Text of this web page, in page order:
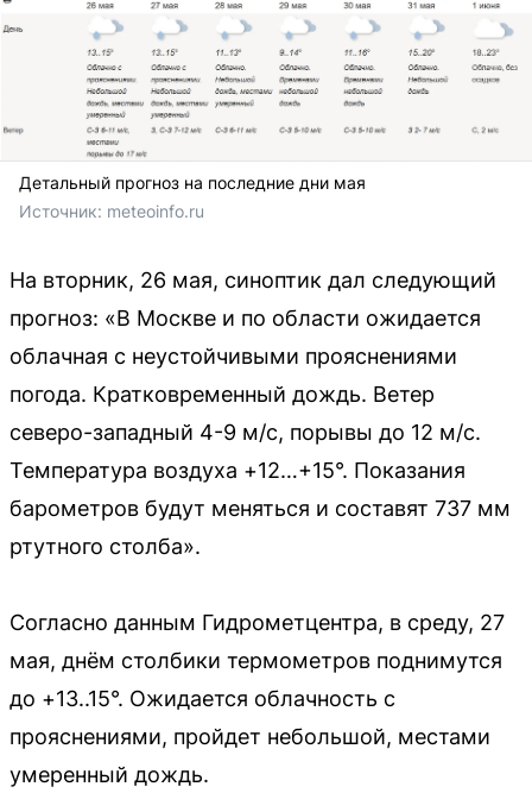
Детальный прогноз на последние дни мая
Источник: meteoinfo.ru
На вторник, 26 мая, синоптик дал следующий
прогноз: «В Москве и по области ожидается
облачная с неустойчивыми прояснениями
погода. Кратковременный дождь. Ветер
северо-западный 4-9 м/с, порывы до 12 м/с.
Температура воздуха +12…+15°. Показания
барометров будут меняться и составят 737 мм
ртутного столба».
Согласно данным Гидрометцентра, в среду, 27
мая, днём столбики термометров поднимутся
до +13..15°. Ожидается облачность с
прояснениями, пройдет небольшой, местами
умеренный дождь.